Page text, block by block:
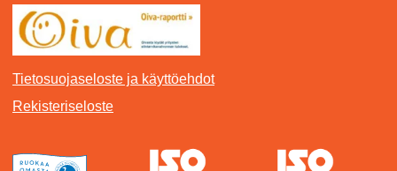
Tietosuojaseloste ja käyttöehdot
Rekisteriseloste